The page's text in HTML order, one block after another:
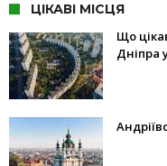
ЦІКАВІ МІСЦЯ
Що
Дніпра